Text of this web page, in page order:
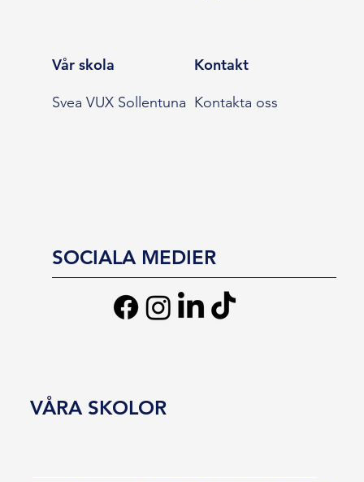
Vår skola
Svea VUX Sollentuna
Kontakt
Kontakta oss
SOCIALA MEDIER
VÅRA SKOLOR